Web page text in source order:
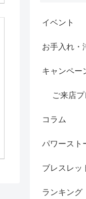
イベント
お手入れ・
キャンペー
ご来店プ
コラム
パワースト
ブレスレッ
ランキング